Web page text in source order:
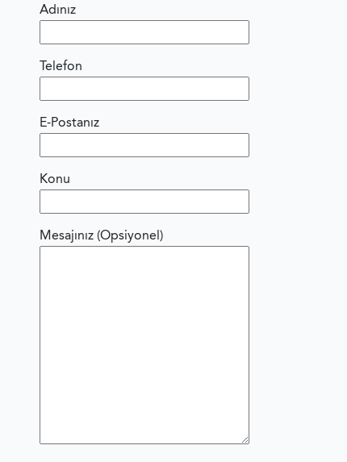
Adınız
Telefon
E-Postanız
Konu
Mesajınız (Opsiyonel)